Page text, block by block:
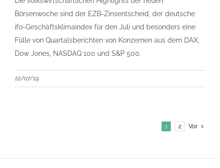
Börsenwoche sind der EZB-Zinsentscheid, der deutsche
ifo-Geschäftsklimaindex für den Juli und besonders eine
Fülle von Quartalsberichten von Konzernen aus dem DAX,
Dow Jones, NASDAQ 100 und S&P 500.
22/07/19
1 2 Vor